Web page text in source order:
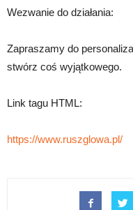
Wezwanie do działania:
Zapraszamy do
stwórz coś wyjątkowego.
Link tagu HTML:
https://www.ruszglowa.pl/